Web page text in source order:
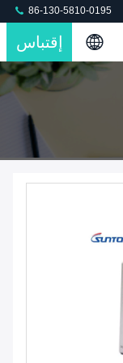
86-130-5810-0195
إقتباس